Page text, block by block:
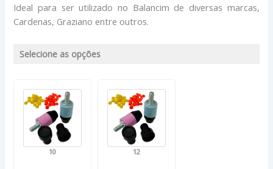
Ideal para ser utilizado no Balancim de diversas marcas,
Cardenas, Graziano entre outros.
Selecione as opções
10 12